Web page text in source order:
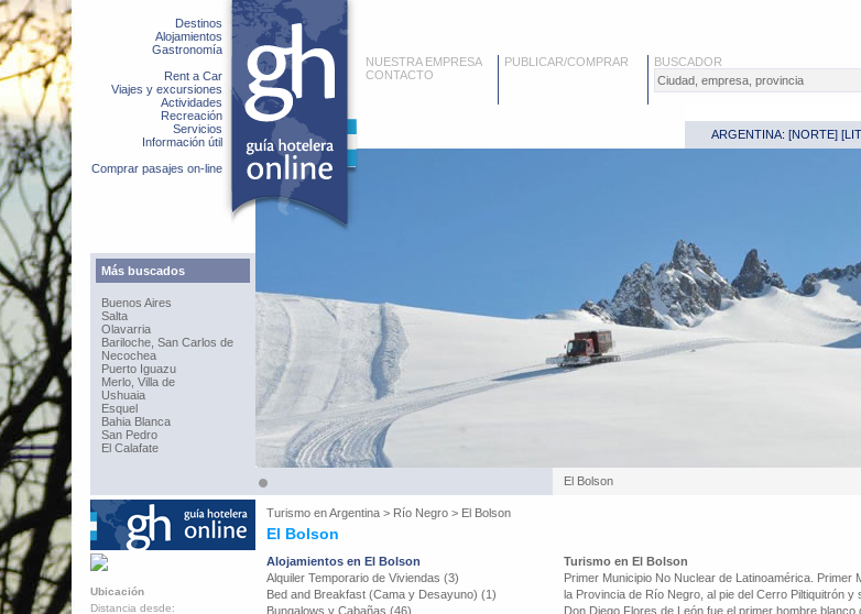
Destinos
Alojamientos
Gastronomía
Rent a Car
Viajes y excursiones
Actividades
Recreación
Servicios
Información útil
Comprar pasajes on-line
Más buscados
Buenos Aires
Salta
Olavarria
Bariloche, San Carlos de
Necochea
Puerto Iguazu
Merlo, Villa de
Ushuaia
Esquel
Bahia Blanca
San Pedro
El Calafate
NUESTRA EMPRESA
CONTACTO
PUBLICAR/COMPRAR BUSCADOR
ARGENTINA: [NORTE] [
El Bolson
Turismo enArgentina > Río Negro > El Bolson
El Bolson
Ubicación
Distancia desde:
Alojamientos en El Bolson
Alquiler Temporario de Viviendas (3)
Bed and Breakfast (Cama y Desayuno) (1)
Bungalows y Cabañas (46)
Turismo en El Bolson
Primer Municipio No Nuclear de Latinoamérica.
la Provincia de Río Negro, al pie del Cerro Piltiquitrón
Don Diego Flores de León fue el primer hombre